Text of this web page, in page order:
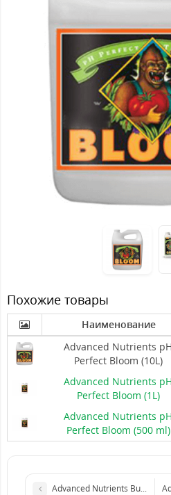
Похожие товары
Наименование
Advanced Nutrients pH
Perfect Bloom (10L)
Advanced Nutrients pH
Perfect Bloom (1L)
Advanced Nutrients pH
Perfect Bloom (500 ml)
Advanced Nutrients Bud